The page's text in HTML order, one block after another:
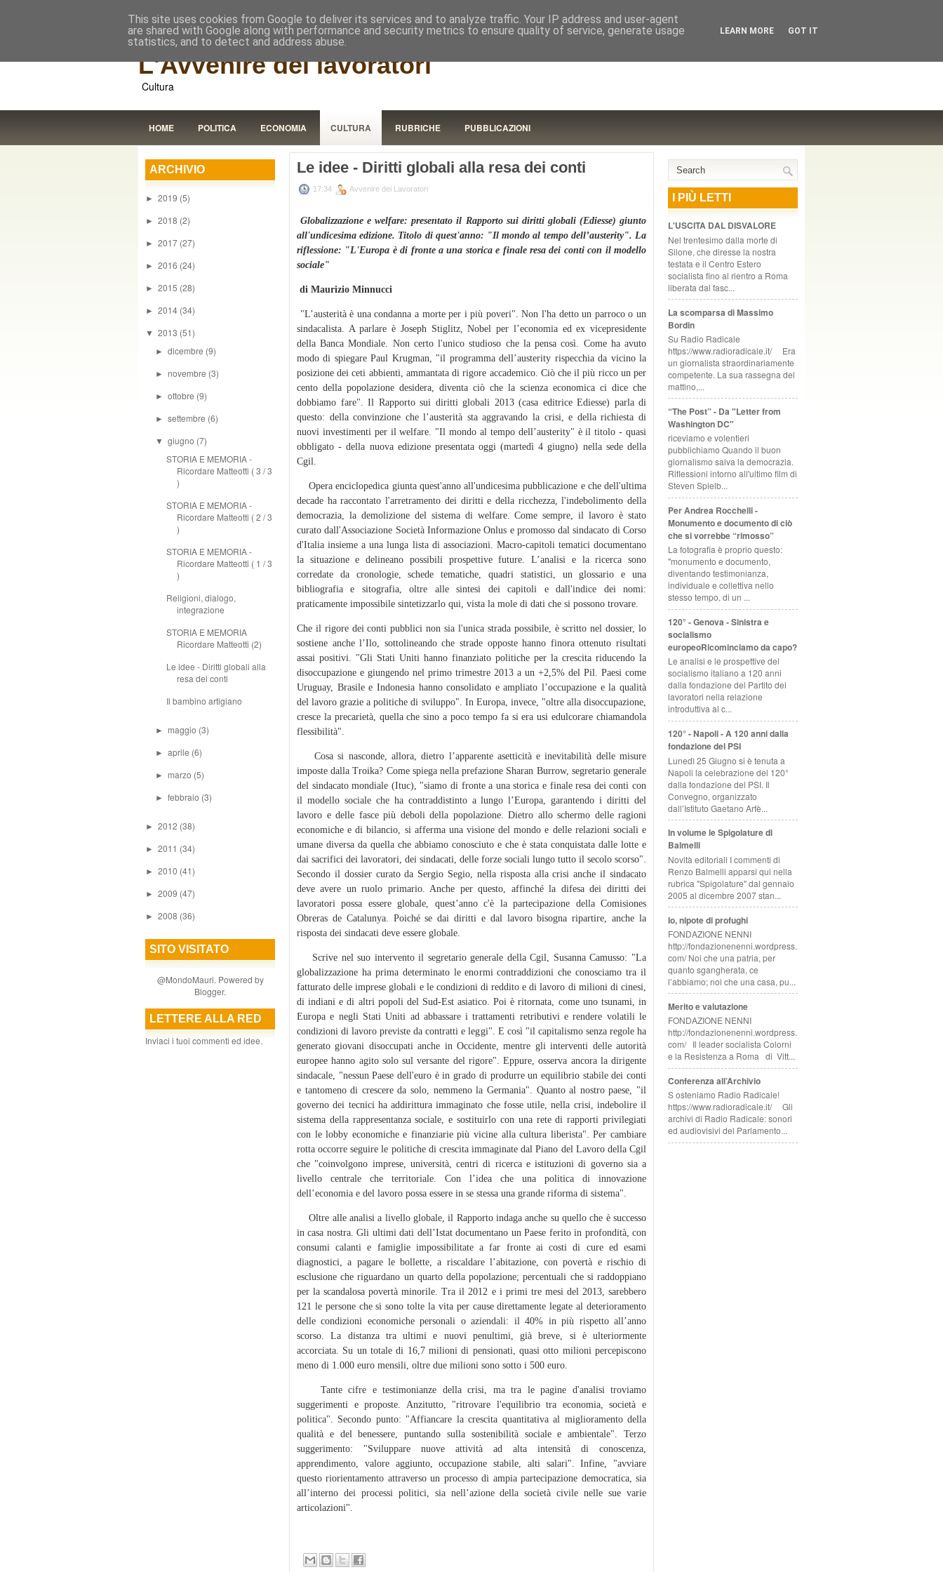
RISTORANTE COOPERATIVO, ZURIGO
L'Avvenire dei lavoratori
Cultura
HOME POLITICA ECONOMIA CULTURA RUBRICHE PUBBLICAZIONI
ARCHIVIO
► 2019 (5)
► 2018 (2)
► 2017 (27)
► 2016 (24)
► 2015 (28)
► 2014 (34)
▼ 2013 (51)
►dicembre (9)
►novembre (3)
►ottobre (9)
►settembre (6)
▼giugno (7)
STORIA E MEMORIA -
Ricordare Matteotti ( 3 / 3
)
STORIA E MEMORIA -
Ricordare Matteotti ( 2 / 3
)
STORIA E MEMORIA -
Ricordare Matteotti ( 1 / 3
)
Religioni, dialogo,
integrazione
STORIA E MEMORIA
Ricordare Matteotti (2)
Le idee - Diritti globali alla
resa dei conti
Il bambino artigiano
► maggio (3)
►aprile (6)
► marzo (5)
►febbraio (3)
► 2012 (38)
► 2011 (34)
► 2010 (41)
► 2009 (47)
► 2008 (36)
SITO VISITATO
@MondoMauri. Powered by
Blogger.
LETTERE ALLA RED
Inviaci i tuoi commenti ed idee.
Le idee - Diritti globali alla resa dei conti
17:34 Avvenire dei Lavoratori
Globalizzazione e welfare: presentato il Rapporto sui diritti globali (Ediesse) giunto
all'undicesima edizione. Titolo di quest'anno: "Il mondo al tempo dell’austerity". La
riflessione: "L'Europa è di fronte a una storica e finale resa dei conti con il modello
sociale"
di Maurizio Minnucci
"L’austerità è una condanna a morte per i più poveri". Non l'ha detto un parroco o un
sindacalista. A parlare è Joseph Stiglitz, Nobel per l’economia ed ex vicepresidente
della Banca Mondiale. Non certo l'unico studioso che la pensa così. Come ha avuto
modo di spiegare Paul Krugman, "il programma dell’austerity rispecchia da vicino la
posizione dei ceti abbienti, ammantata di rigore accademico. Ciò che il più ricco un per
cento della popolazione desidera, diventa ciò che la scienza economica ci dice che
dobbiamo fare". Il Rapporto sui diritti globali 2013 (casa editrice Ediesse) parla di
questo: della convinzione che l’austerità sta aggravando la crisi, e della richiesta di
nuovi investimenti per il welfare. "Il mondo al tempo dell’austerity" è il titolo - quasi
obbligato - della nuova edizione presentata oggi (martedì 4 giugno) nella sede della
Cgil.
Opera enciclopedica giunta quest'anno all'undicesima pubblicazione e che dell'ultima
decade ha raccontato l'arretramento dei diritti e della ricchezza, l'indebolimento della
democrazia, la demolizione del sistema di welfare. Come sempre, il lavoro è stato
curato dall'Associazione Società Informazione Onlus e promosso dal sindacato di Corso
d'Italia insieme a una lunga lista di associazioni. Macro-capitoli tematici documentano
la situazione e delineano possibili prospettive future. L’analisi e la ricerca sono
corredate da cronologie, schede tematiche, quadri statistici, un glossario e una
bibliografia e sitografia, oltre alle sintesi dei capitoli e dall'indice dei nomi:
praticamente impossibile sintetizzarlo qui, vista la mole di dati che si possono trovare.
Che il rigore dei conti pubblici non sia l'unica strada possibile, è scritto nel dossier, lo
sostiene anche l’Ilo, sottolineando che strade opposte hanno finora ottenuto risultati
assai positivi. "Gli Stati Uniti hanno finanziato politiche per la crescita riducendo la
disoccupazione e giungendo nel primo trimestre 2013 a un +2,5% del Pil. Paesi come
Uruguay, Brasile e Indonesia hanno consolidato e ampliato l’occupazione e la qualità
del lavoro grazie a politiche di sviluppo". In Europa, invece, "oltre alla disoccupazione,
cresce la precarietà, quella che sino a poco tempo fa si era usi edulcorare chiamandola
flessibilità".
Cosa si nasconde, allora, dietro l’apparente asetticità e inevitabilità delle misure
imposte dalla Troika? Come spiega nella prefazione Sharan Burrow, segretario generale
del sindacato mondiale (Ituc), "siamo di fronte a una storica e finale resa dei conti con
il modello sociale che ha contraddistinto a lungo l’Europa, garantendo i diritti del
lavoro e delle fasce più deboli della popolazione. Dietro allo schermo delle ragioni
economiche e di bilancio, si afferma una visione del mondo e delle relazioni sociali e
umane diversa da quella che abbiamo conosciuto e che è stata conquistata dalle lotte e
dai sacrifici dei lavoratori, dei sindacati, delle forze sociali lungo tutto il secolo scorso".
Secondo il dossier curato da Sergio Segio, nella risposta alla crisi anche il sindacato
deve avere un ruolo primario. Anche per questo, affinché la difesa dei diritti dei
lavoratori possa essere globale, quest’anno c'è la partecipazione della Comisiones
Obreras de Catalunya. Poiché se dai diritti e dal lavoro bisogna ripartire, anche la
risposta dei sindacati deve essere globale.
Scrive nel suo intervento il segretario generale della Cgil, Susanna Camusso: "La
globalizzazione ha prima determinato le enormi contraddizioni che conosciamo tra il
fatturato delle imprese globali e le condizioni di reddito e di lavoro di milioni di cinesi,
di indiani e di altri popoli del Sud-Est asiatico. Poi è ritornata, come uno tsunami, in
Europa e negli Stati Uniti ad abbassare i trattamenti retributivi e rendere volatili le
condizioni di lavoro previste da contratti e leggi". E così "il capitalismo senza regole ha
generato giovani disoccupati anche in Occidente, mentre gli interventi delle autorità
europee hanno agito solo sul versante del rigore". Eppure, osserva ancora la dirigente
sindacale, "nessun Paese dell'euro è in grado di produrre un equilibrio stabile dei conti
e tantomeno di crescere da solo, nemmeno la Germania". Quanto al nostro paese, "il
governo dei tecnici ha addirittura immaginato che fosse utile, nella crisi, indebolire il
sistema della rappresentanza sociale, e sostituirlo con una rete di rapporti privilegiati
con le lobby economiche e finanziarie più vicine alla cultura liberista". Per cambiare
rotta occorre seguire le politiche di crescita immaginate dal Piano del Lavoro della Cgil
che "coinvolgono imprese, università, centri di ricerca e istituzioni di governo sia a
livello centrale che territoriale. Con l’idea che una politica di innovazione
dell’economia e del lavoro possa essere in se stessa una grande riforma di sistema".
Oltre alle analisi a livello globale, il Rapporto indaga anche su quello che è successo
in casa nostra. Gli ultimi dati dell’Istat documentano un Paese ferito in profondità, con
consumi calanti e famiglie impossibilitate a far fronte ai costi di cure ed esami
diagnostici, a pagare le bollette, a riscaldare l’abitazione, con povertà e rischio di
esclusione che riguardano un quarto della popolazione; percentuali che si raddoppiano
per la scandalosa povertà minorile. Tra il 2012 e i primi tre mesi del 2013, sarebbero
121 le persone che si sono tolte la vita per cause direttamente legate al deterioramento
delle condizioni economiche personali o aziendali: il 40% in più rispetto all’anno
scorso. La distanza tra ultimi e nuovi penultimi, già breve, si è ulteriormente
accorciata. Su un totale di 16,7 milioni di pensionati, quasi otto milioni percepiscono
meno di 1.000 euro mensili, oltre due milioni sono sotto i 500 euro.
Tante cifre e testimonianze della crisi, ma tra le pagine d'analisi troviamo
suggerimenti e proposte. Anzitutto, "ritrovare l'equilibrio tra economia, società e
politica". Secondo punto: "Affiancare la crescita quantitativa al miglioramento della
qualità e del benessere, puntando sulla sostenibilità sociale e ambientale". Terzo
suggerimento: "Sviluppare nuove attività ad alta intensità di conoscenza,
apprendimento, valore aggiunto, occupazione stabile, alti salari". Infine, "avviare
questo riorientamento attraverso un processo di ampia partecipazione democratica, sia
all’interno dei processi politici, sia nell’azione della società civile nelle sue varie
articolazioni".
I PIÙ LETTI
L'USCITA DAL DISVALORE
Nel trentesimo dalla morte di
Silone, che diresse la nostra
testata e il Centro Estero
socialista fino al rientro a Roma
liberata dal fasc...
La scomparsa di Massimo
Bordin
Su Radio Radicale
https://www.radioradicale.it/ Era
un giornalista straordinariamente
competente. La sua rassegna del
mattino,...
“The Post” - Da "Letter from
Washington DC"
riceviamo e volentieri
pubblichiamo Quando il buon
giornalismo salva la democrazia.
Riflessioni intorno all'ultimo film di
Steven Spielb...
Per Andrea Rocchelli -
Monumento e documento di ciò
che si vorrebbe “rimosso”
La fotografia è proprio questo:
"monumento e documento,
diventando testimonianza,
individuale e collettiva nello
stesso tempo, di un ...
120° - Genova - Sinistra e
socialismo
europeoRicominciamo da capo?
Le analisi e le prospettive del
socialismo italiano a 120 anni
dalla fondazione del Partito dei
lavoratori nella relazione
introduttiva al c...
120° - Napoli - A 120 anni dalla
fondazione del PSI
Lunedì 25 Giugno si è tenuta a
Napoli la celebrazione del 120°
dalla fondazione del PSI. Il
Convegno, organizzato
dall’Istituto Gaetano Arfè...
In volume le Spigolature di
Balmelli
Novità editoriali I commenti di
Renzo Balmelli apparsi qui nella
rubrica "Spigolature" dal gennaio
2005 al dicembre 2007 stan...
Io, nipote di profughi
FONDAZIONE NENNI
http://fondazionenenni.wordpress.
com/ Noi che una patria, per
quanto sgangherata, ce
l’abbiamo; noi che una casa, pu...
Merito e valutazione
FONDAZIONE NENNI
http://fondazionenenni.wordpress.
com/ Il leader socialista Colorni
e la Resistenza a Roma di Vitt...
Conferenza all’Archivio
S osteniamo Radio Radicale!
https://www.radioradicale.it/ Gli
archivi di Radio Radicale: sonori
ed audiovisivi del Parlamento...
This site uses cookies from Google to deliver its services and to analyze traffic. Your IP address and user-agent
are shared with Google along with performance and security metrics to ensure quality of service, generate usage
statistics, and to detect and address abuse.
LEARN MORE GOT IT